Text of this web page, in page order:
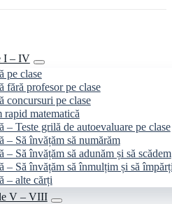
I – IV
pe clase
fără profesor pe clase
concursuri pe clase
rapid matematică
– Teste grilă de autoevaluare pe clase
– Să învățăm să numărăm
– Să învățăm să adunăm și să scădem
– Să învățăm să înmulțim și să
– alte cărți
V – VIII